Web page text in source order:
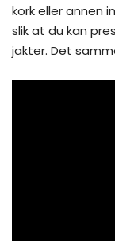
kork eller annen
slik at du kan
jakter. Det